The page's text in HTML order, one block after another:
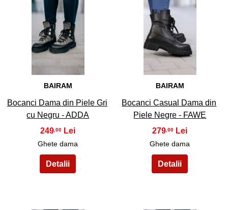
31
BAIRAM
Bocanci Dama din Piele Gri
cu Negru - ADDA
249 ,00
Ghete dama
32
BAIRAM
Bocanci Casual Dama din
Piele Negre - FAWE
279 ,00
Ghete dama